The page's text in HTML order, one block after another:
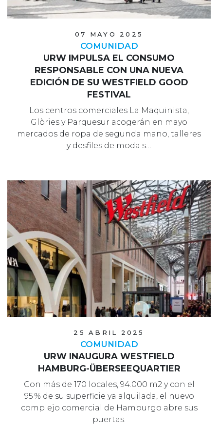
07 MAYO 2025
COMUNIDAD
URW IMPULSA EL CONSUMO
RESPONSABLE CON UNA NUEVA
EDICIÓN DE SU WESTFIELD GOOD
FESTIVAL
Los centros comerciales La Maquinista,
Glòries y Parquesur acogerán en mayo
mercados de ropa de segunda mano, talleres
y desfiles de moda s…
25 ABRIL 2025
COMUNIDAD
URW INAUGURA WESTFIELD
HAMBURG-ÜBERSEEQUARTIER
Con más de 170 locales, 94.000 m2 y con el
95 % de su superficie ya alquilada, el nuevo
complejo comercial de Hamburgo abre sus
puertas.